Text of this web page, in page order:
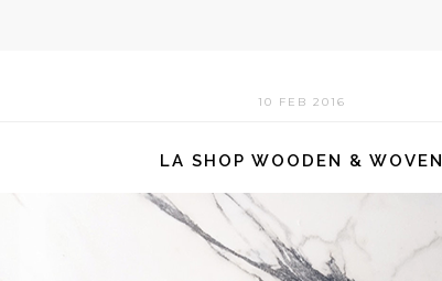
10 FEB 2016
LA SHOP WOODEN & WOVEN